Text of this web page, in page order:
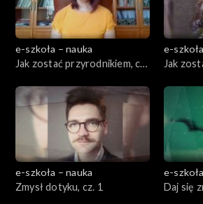
e-szkoła – nauka
Jak zostać przyrodnikiem, cz.
e-
Jak
e-szkoła – nauka
Zmysł dotyku, cz. 1
e-
Daj się